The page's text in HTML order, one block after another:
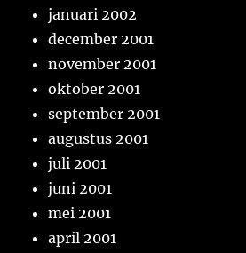
januari 2002
december 2001
november 2001
oktober 2001
september 2001
augustus 2001
juli 2001
juni 2001
mei 2001
april 2001